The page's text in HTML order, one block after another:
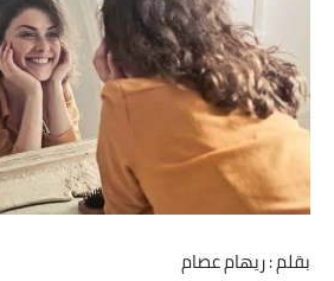
القاهرة
الجيزة
بقلم : ريهام عصام